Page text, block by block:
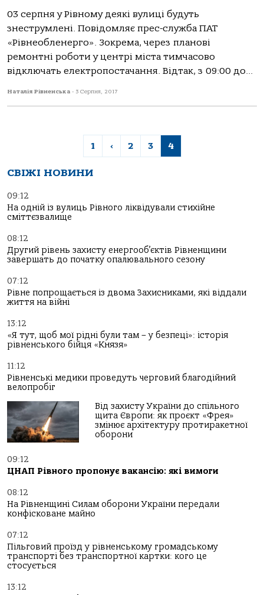
03 серпня у Рівному деякі вулиці будуть
знеструмлені. Повідомляє прес-служба ПАТ
«Рівнеобленерго». Зокрема, через планові
ремонтні роботи у центрі міста тимчасово
відключать електропостачання. Відтак, з 09:00 до...
Наталія Рівненська - 3 Серпня, 2017
1 ‹ 2 3 4
СВІЖІ НОВИНИ
09:12
На одній із вулиць Рівного ліквідували стихійне
сміттєзвалище
08:12
Другий рівень захисту енергооб’єктів Рівненщини
завершать до початку опалювального сезону
07:12
Рівне попрощається із двома Захисниками, які віддали
життя на війні
13:12
«Я тут, щоб мої рідні були там – у безпеці»: історія
рівненського бійця «Князя»
11:12
Рівненські медики проведуть черговий благодійний
велопробіг
Від захисту України до спільного
щита Європи: як проєкт «Фрея»
змінює архітектуру протиракетної
оборони
09:12
ЦНАП Рівного пропонує вакансію: які вимоги
08:12
На Рівненщині Силам оборони України передали
конфісковане майно
07:12
Пільговий проїзд у рівненському громадському
транспорті без транспортної картки: кого це
стосується
13:12